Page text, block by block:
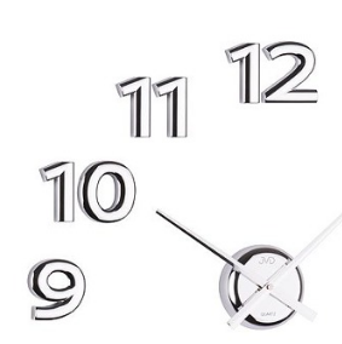
O nás
Kontakt